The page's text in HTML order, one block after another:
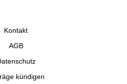
Kontakt
AGB
kündigen